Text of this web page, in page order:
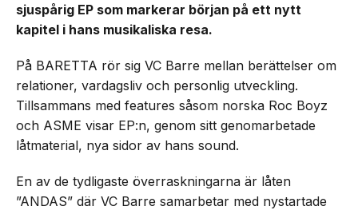
sjuspårig EP som markerar början på ett nytt
kapitel i hans musikaliska resa.
På BARETTA rör sig VC Barre mellan berättelser om
relationer, vardagsliv och personlig utveckling.
Tillsammans med features såsom norska Roc Boyz
och ASME visar EP:n, genom sitt genomarbetade
låtmaterial, nya sidor av hans sound.
En av de tydligaste överraskningarna är låten
”ANDAS” där VC Barre samarbetar med nystartade